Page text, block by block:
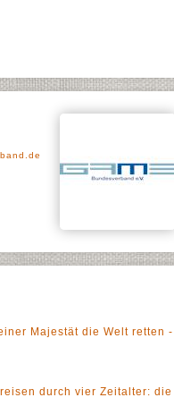
Majestät die Welt retten -
durch vier Zeitalter: die